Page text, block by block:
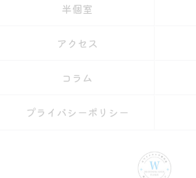
半個室
アクセス
コラム
プライバシーポリシー